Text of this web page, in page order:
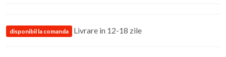
disponibil la comanda Livrare in 12-18 zile